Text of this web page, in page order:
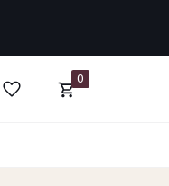
0